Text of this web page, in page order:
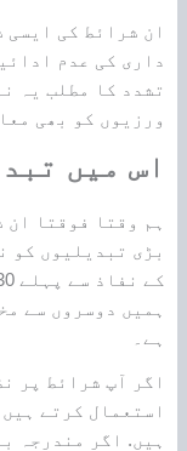
ان شرائط کی ایسی
داری کی عدم
تشدد کا مطلب یہ
ورزیوں کو بھی
اس میں
ہم وقتا فوقتا
بڑی تبدیلیوں کو
ہمیں دوسروں سے
ہے۔
اگر آپ شرائط پر
استعمال کرتے
ہیں. اگر مندرجہ